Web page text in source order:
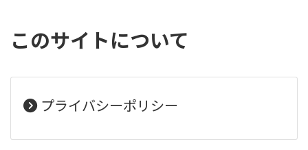
このサイトについて
プライバシーポリシー